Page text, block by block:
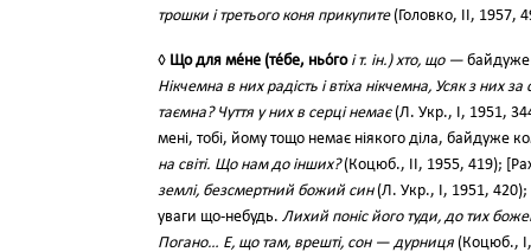
трошки і третього коня прикупите(Головко, II, 1957,
◊ Що для ме́не (те́бе, ньо́го і т. ін.) хто, що — байдуже
Нікчемна в них радість і втіха нікчемна, Усяк з них
таємна? Чуття у них в серці немає(Л. Укр., І, 1951,
мені, тобі, йому тощо немає ніякого діла, байдуже
на світі. Що нам до інших?(Коцюб., II, 1955, 419);
землі, безсмертний божий син(Л. Укр., І, 1951, 420);
уваги що-небудь. Лихий поніс його туди, до тих
Погано… Е, що там, врешті, сон — дурниця (Коцюб.,